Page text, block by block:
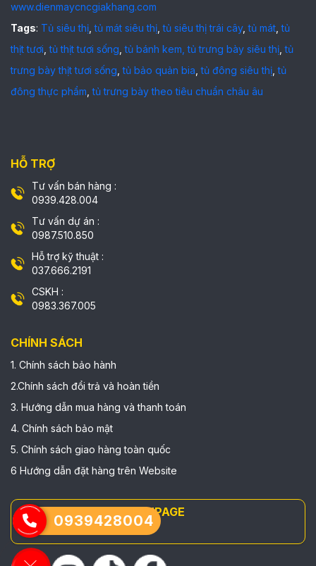
www.dienmaycncgiakhang.com
Tags: Tủ siêu thị ,tủ mát siêu thị ,tủ siêu thị trái cây,tủ mát ,tủ
thịt tươi ,tủ thịt tươi sống tủ bánh kem, tủ trưng bày siêu thị ,tủ
trưng bày thịt tươi sống ,tủ bảo quản bia ,tủ đông siêu thị ,tủ
đông thực phẩm ,tủ trưng bày theo tiêu chuẩn châu âu
HỖ TRỢ
Tư vấn bán hàng :
0939.428.004
Tư vấn dự án :
0987.510.850
Hỗ trợ kỹ thuật :
037.666.2191
CSKH :
0983.367.005
CHÍNH SÁCH
1. Chính sách bảo hành
2.Chính sách đổi trả và hoàn tiền
3. Hướng dẫn mua hàng và thanh toán
4. Chính sách bảo mật
5. Chính sách giao hàng toàn quốc
6 Hướng dẫn đặt hàng trên Website
FANPAGE
0939428004